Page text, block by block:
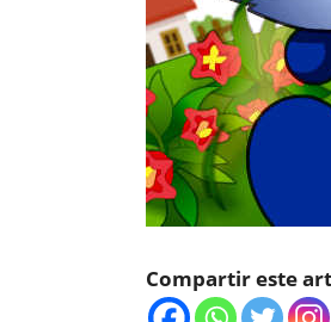
Compartir este